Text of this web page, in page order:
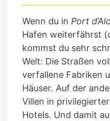
Wenn du in Port
Hafen weiterfährst
kommst du sehr
Welt: Die Straßen
verfallene Fabriken
Häuser. Auf der
Villen in
Hotels. Und damit